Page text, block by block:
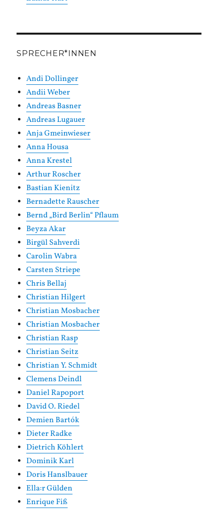
SPRECHER*INNEN
Andi Dollinger
Andii Weber
Andreas Basner
Andreas Lugauer
Anja Gmeinwieser
Anna Housa
Anna Krestel
Arthur Roscher
Bastian Kienitz
Bernadette Rauscher
Bernd „Bird Berlin“ Pflaum
Beyza Akar
Birgül Sahverdi
Carolin Wabra
Carsten Striepe
Chris Bellaj
Christian Hilgert
Christian Mosbacher
Christian Mosbacher
Christian Rasp
Christian Seitz
Christian Y. Schmidt
Clemens Deindl
Daniel Rapoport
David O. Riedel
Demien Bartók
Dieter Radke
Dietrich Köhlert
Dominik Karl
Doris Hanslbauer
Ella:r Gülden
Enrique Fiß